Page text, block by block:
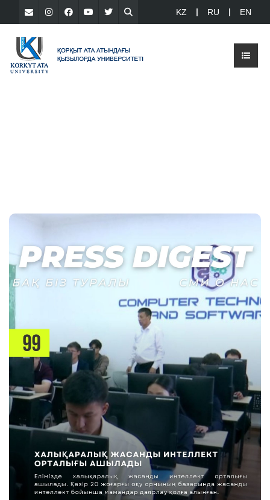
KZ RU EN